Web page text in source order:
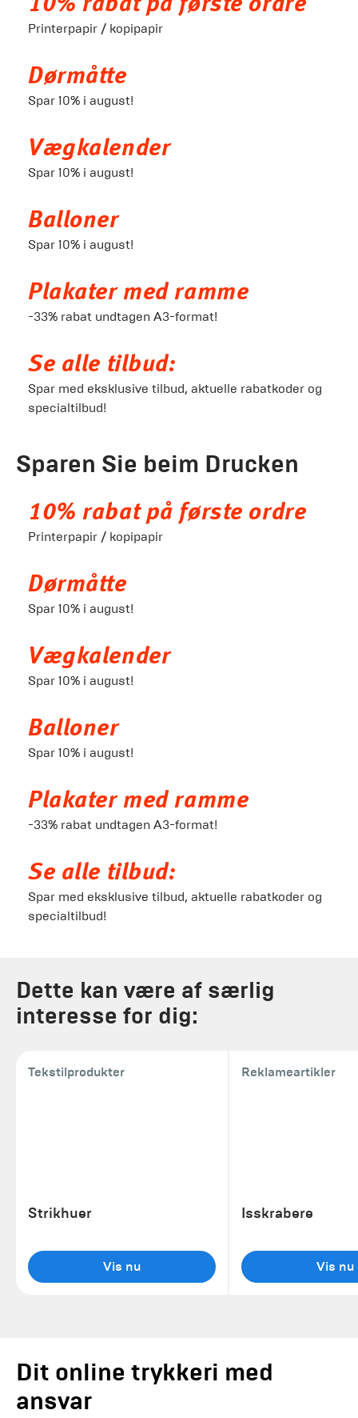
10% rabat på første ordre
Printerpapir / kopipapir
Dørmåtte
Spar 10% i august!
Vægkalender
Spar 10% i august!
Balloner
Spar 10% i august!
Plakater med ramme
-33% rabat undtagen A3-format!
Se alle tilbud:
Spar med eksklusive tilbud, aktuelle rabatkoder og
specialtilbud!
Sparen Sie beim Drucken
10% rabat på første ordre
Printerpapir / kopipapir
Dørmåtte
Spar 10% i august!
Vægkalender
Spar 10% i august!
Balloner
Spar 10% i august!
Plakater med ramme
-33% rabat undtagen A3-format!
Se alle tilbud:
Spar med eksklusive tilbud, aktuelle rabatkoder og
specialtilbud!
Dette kan være af særlig
interesse for dig:
Tekstilprodukter
Strikhuer
Vis nu
Reklameartikler
Isskrabere
Vis nu
Dit online trykkeri med
ansvar